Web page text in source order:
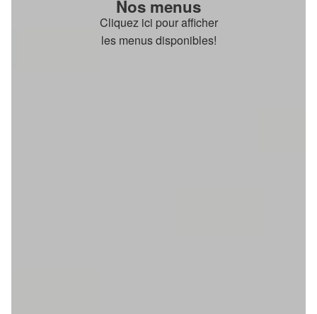
Nos menus
Cliquez ici pour afficher
les menus disponibles!